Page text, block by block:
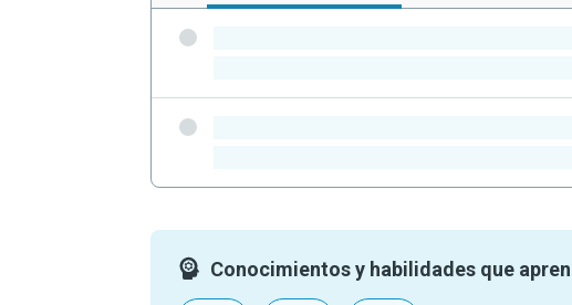
Conocimientos y habilidades que